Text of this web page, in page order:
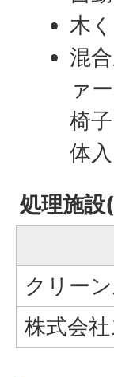
木
混
ァ
椅
体
処理施設
クリー
株式会